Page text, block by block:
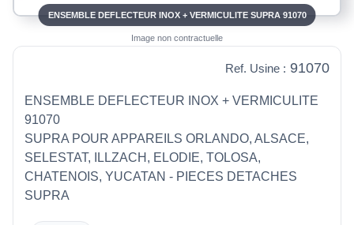
ENSEMBLE DEFLECTEUR INOX + VERMICULITE SUPRA 91070
Image non contractuelle
Ref. Usine : 91070
ENSEMBLE DEFLECTEUR INOX + VERMICULITE
91070
SUPRA POUR APPAREILS ORLANDO, ALSACE,
SELESTAT, ILLZACH, ELODIE, TOLOSA,
CHATENOIS, YUCATAN - PIECES DETACHES
SUPRA